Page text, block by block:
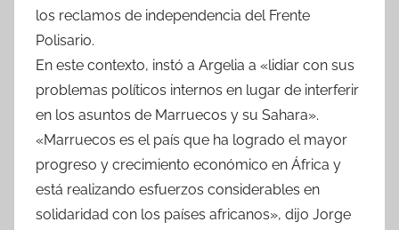
los reclamos de independencia del Frente
Polisario.
En este contexto, instó a Argelia a «lidiar con sus
problemas políticos internos en lugar de interferir
en los asuntos de Marruecos y su Sahara».
«Marruecos es el país que ha logrado el mayor
progreso y crecimiento económico en África y
está realizando esfuerzos considerables en
solidaridad con los países africanos», dijo Jorge